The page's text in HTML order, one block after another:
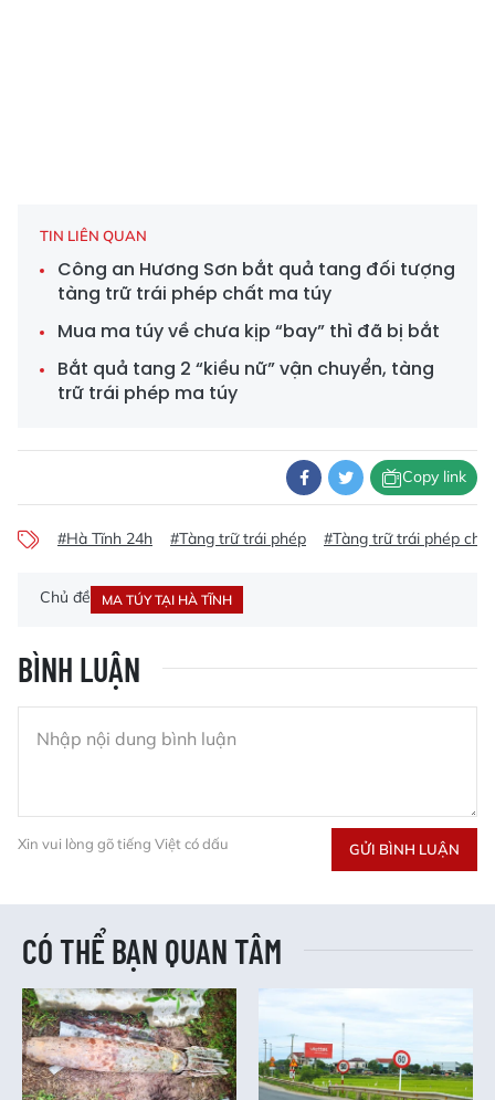
TIN LIÊN QUAN
Công an Hương Sơn bắt quả tang đối tượng
tàng trữ trái phép chất ma túy
Mua ma túy về chưa kịp “bay” thì đã bị bắt
Bắt quả tang 2 “kiều nữ” vận chuyển, tàng
trữ trái phép ma túy
Copy link
#Hà Tĩnh 24h #Tàng trữ trái phép #Tàng trữ trái phép
Chủ đề MA TÚY TẠI HÀ TĨNH
BÌNH LUẬN
Xin vui lòng gõ tiếng Việt có dấu GỬI BÌNH LUẬN
CÓ THỂ BẠN QUAN TÂM